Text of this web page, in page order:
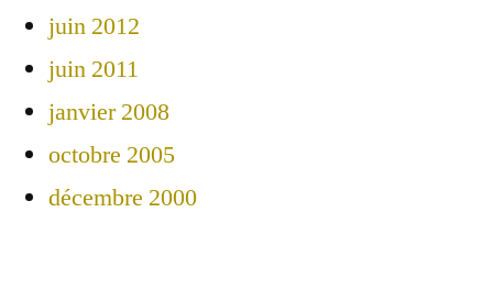
juin 2012
juin 2011
janvier 2008
octobre 2005
décembre 2000